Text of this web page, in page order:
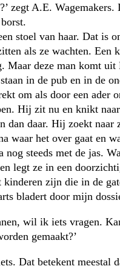
zegt A.E. Wagemakers.
stoel van haar. Dat is
als ze wachten. Een
Maar deze man komt uit
in de pub en in de
om als door een ader
Hij zit nu en knikt
dan daar. Hij zoekt
waar het over gaat en
nog steeds met de jas.
legt ze in een
kinderen zijn die in de
bladert door mijn
wil ik iets vragen.
gemaakt?’
Dat betekent meestal